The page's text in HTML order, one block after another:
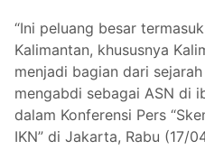
“Ini peluang besar
Kalimantan, khususnya
menjadi bagian dari
mengabdi sebagai ASN di
dalam Konferensi Pers
IKN” di Jakarta, Rabu (17/